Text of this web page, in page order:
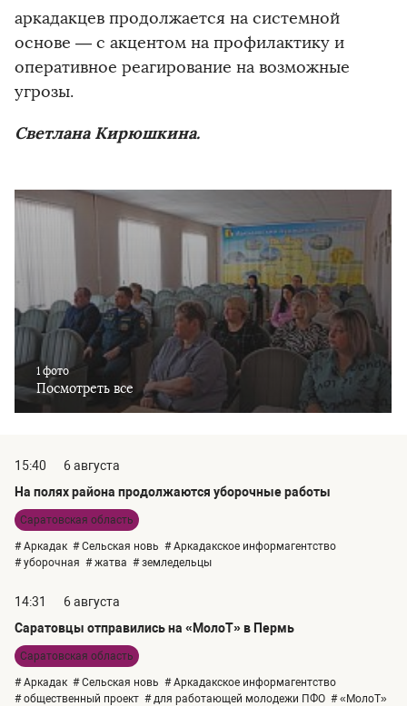
аркадакцев продолжается на системной
основе — с акцентом на профилактику и
оперативное реагирование на возможные
угрозы.
Светлана Кирюшкина.
1 фото
Посмотреть все
15:40
6 августа
На полях района продолжаются уборочные работы
Саратовская область
# Аркадак # Сельская новь # Аркадакское информагентство
# уборочная # жатва # земледельцы
14:31
6 августа
Саратовцы отправились на «МолоТ» в Пермь
Саратовская область
# Аркадак # Сельская новь # Аркадакское информагентство
# общественный проект # для работающей молодежи ПФО # «МолоТ»